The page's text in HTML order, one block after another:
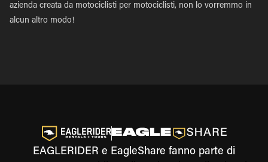
azienda creata da motociclisti per motociclisti, non lo vorremmo in
alcun altro modo!
EAGLERIDER e EagleShare fanno parte di